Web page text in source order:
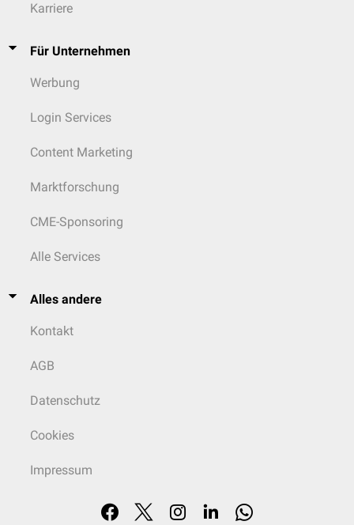
Karriere
Für Unternehmen
Werbung
Login Services
Content Marketing
Marktforschung
CME-Sponsoring
Alle Services
Alles andere
Kontakt
AGB
Datenschutz
Cookies
Impressum